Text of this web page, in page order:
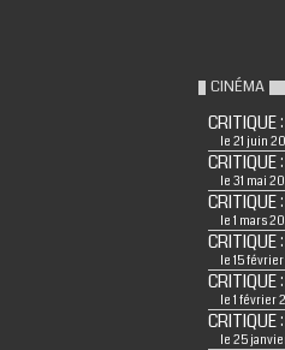
CINÉMA
CRITIQUE
le 21 juin
CRITIQUE
le 31 mai
CRITIQUE
le 1 mars
CRITIQUE
le 15
CRITIQUE
le 1 février
CRITIQUE
le 25